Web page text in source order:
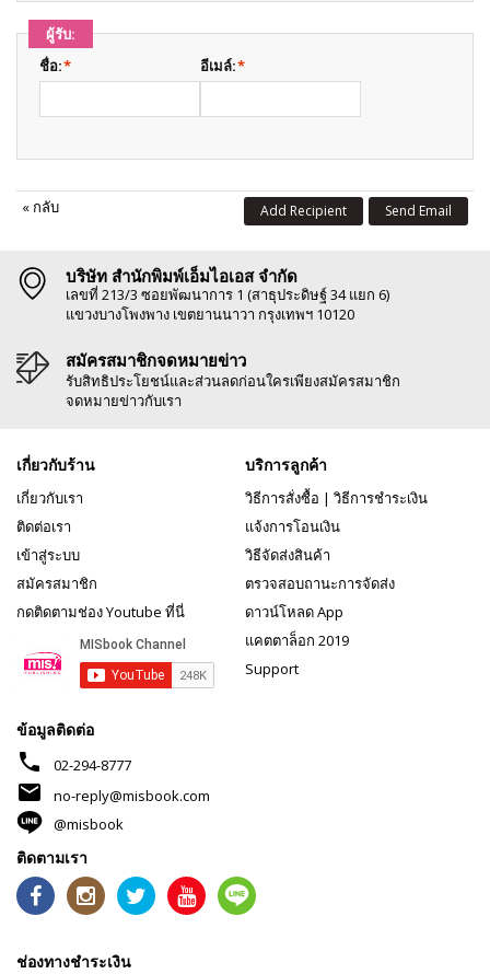
ผู้รับ:
*
ชื่อ: *
อีเมล์:
« กลับ Send Email
Add Recipient
บริษัท สำนักพิมพ์เอ็มไอเอส จำกัด
เลขที่ 213/3 ซอยพัฒนาการ 1 (สาธุประดิษฐ์ 34 แยก 6)
แขวงบางโพงพาง เขตยานนาวา กรุงเทพฯ 10120
สมัครสมาชิกจดหมายข่าว
รับสิทธิประโยชน์และส่วนลดก่อนใครเพียงสมัครสมาชิก
จดหมายข่าวกับเรา
เกี่ยวกับร้าน
เกี่ยวกับเรา
ติดต่อเรา
เข้าสู่ระบบ
สมัครสมาชิก
กดติดตามช่อง Youtube ที่นี่
บริการลูกค้า
วิธีการสั่งซื้อ | วิธีการชำระเงิน
แจ้งการโอนเงิน
วิธีจัดส่งสินค้า
ตรวจสอบถานะการจัดส่ง
ดาวน์โหลด App
แคตตาล็อก 2019
Support
ข้อมูลติดต่อ
phone 02-294-8777
mail
no-reply@misbook.com
@misbook
ติดตามเรา
ช่องทางชำระเงิน